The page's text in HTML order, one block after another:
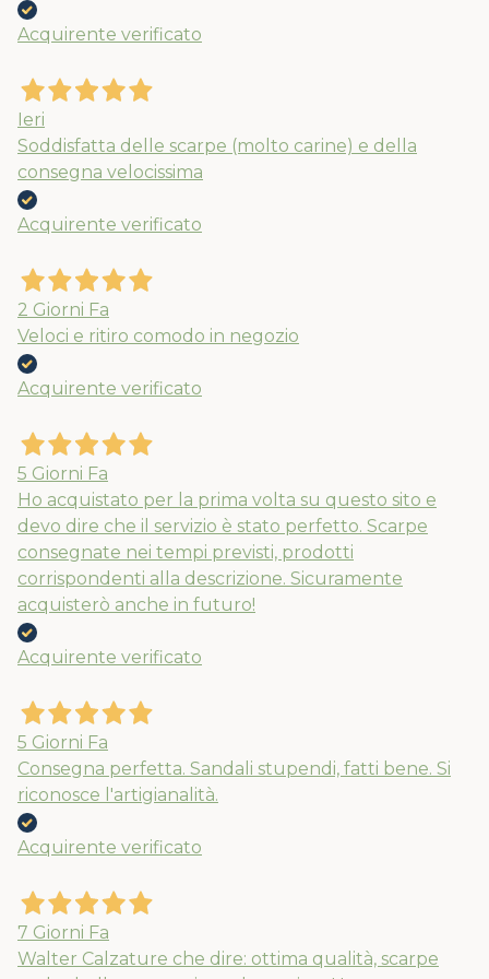
Acquirente verificato
Ieri
Soddisfatta delle scarpe (molto carine) e della
consegna velocissima
Acquirente verificato
2 Giorni Fa
Veloci e ritiro comodo in negozio
Acquirente verificato
5 Giorni Fa
Ho acquistato per la prima volta su questo sito e
devo dire che il servizio è stato perfetto. Scarpe
consegnate nei tempi previsti, prodotti
corrispondenti alla descrizione. Sicuramente
acquisterò anche in futuro!
Acquirente verificato
5 Giorni Fa
Consegna perfetta. Sandali stupendi, fatti bene. Si
riconosce l'artigianalità.
Acquirente verificato
7 Giorni Fa
Walter Calzature che dire: ottima qualità, scarpe